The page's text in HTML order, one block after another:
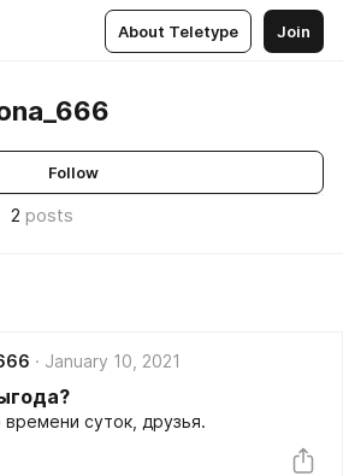
About Teletype Join
Follow
2 posts
January 10, 2021
суток, друзья.